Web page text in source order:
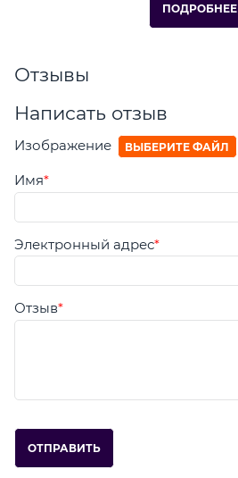
ПОДРОБНЕЕ
Отзывы
Написать отзыв
Изображение ВЫБЕРИТЕ ФАЙЛ
Имя
Электронный адрес
Отзыв